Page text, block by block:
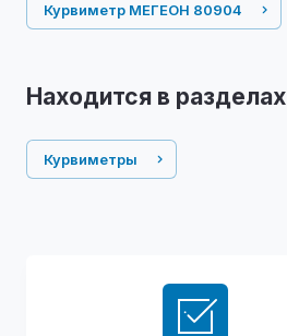
Курвиметр МЕГЕОН 80904
Находится в разделах
Курвиметры